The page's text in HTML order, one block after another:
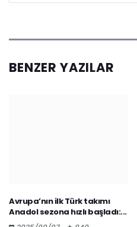
BENZER YAZILAR
Avrupa’nın ilk Türk takımı
Anadol sezona hızlı başladı:...